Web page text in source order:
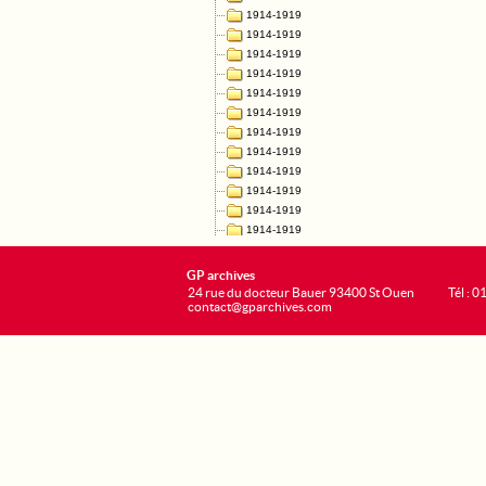
GP archives
24 rue du docteur Bauer 93400 St Ouen
contact@gparchives.com
Tél :